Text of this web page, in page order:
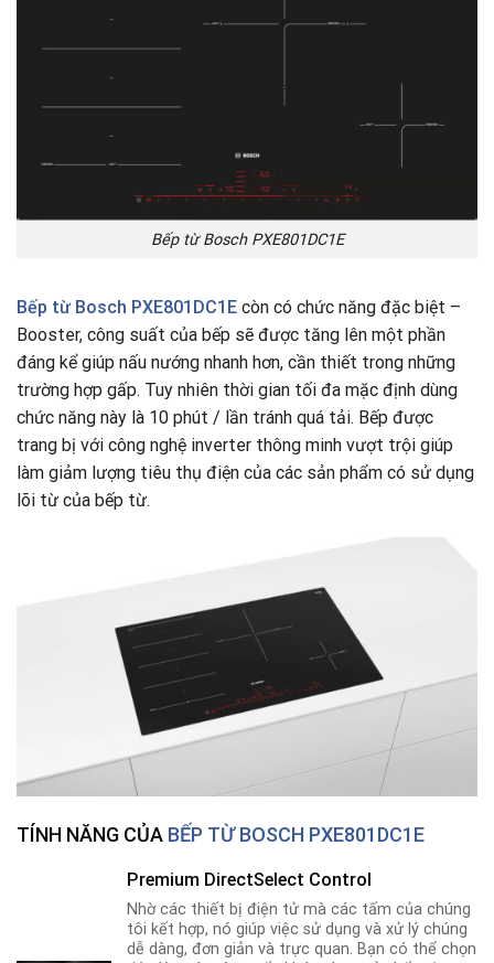
Bếp từ Bosch PXE801DC1E
Bếp từ Bosch PXE801DC1E còn có chức năng đặc biệt –
Booster, công suất của bếp sẽ được tăng lên một phần
đáng kể giúp nấu nướng nhanh hơn, cần thiết trong những
trường hợp gấp. Tuy nhiên thời gian tối đa mặc định dùng
chức năng này là 10 phút / lần tránh quá tải. Bếp được
trang bị với công nghệ inverter thông minh vượt trội giúp
làm giảm lượng tiêu thụ điện của các sản phẩm có sử dụng
lõi từ của bếp từ.
TÍNH NĂNG CỦA BẾP TỪ BOSCH PXE801DC1E
Premium DirectSelect Control
Nhờ các thiết bị điện tử mà các tấm của chúng
tôi kết hợp, nó giúp việc sử dụng và xử lý chúng
dễ dàng, đơn giản và trực quan. Bạn có thể chọn